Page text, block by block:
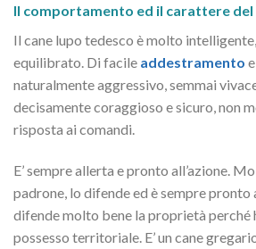
Il comportamento ed il carattere del
Il cane lupo tedesco è molto
equilibrato. Di facile addestramento
naturalmente aggressivo, semmai
decisamente coraggioso e sicuro, non
risposta ai comandi.
E’ sempre allerta e pronto all’azione.
padrone, lo difende ed è sempre pronto
difende molto bene la proprietà perché
possesso territoriale. E’ un cane